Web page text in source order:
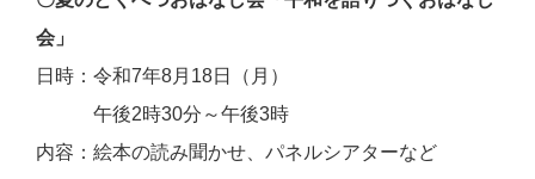
会」
日時：令和7年8月18日（月）
午後2時30分～午後3時
内容：絵本の読み聞かせ、パネルシアターなど